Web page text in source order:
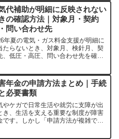
代補助が明細に反映されない
の確認方法｜対象月・契約
問い合わせ先
年夏の電気・ガス料金支援が明細に
たらないとき、対象月、検針月、契
、低圧・高圧、問い合わせ先を確認
年金の申請方法まとめ｜手続
必要書類
やケガで日常生活や就労に支障が出
き、生活を支える重要な制度が障害
です。しかし「申請方法が複雑でわ